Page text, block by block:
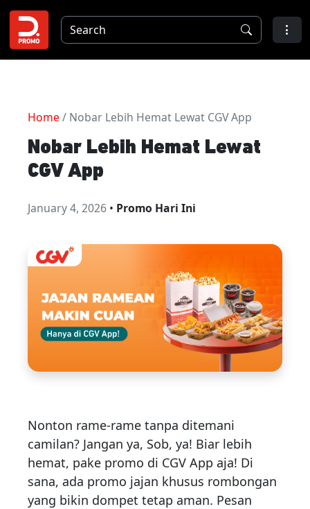
Home / Nobar Lebih Hemat Lewat CGV App
Nobar Lebih Hemat Lewat
CGV App
January 4, 2026 • Promo Hari Ini
Nonton rame-rame tanpa ditemani
camilan? Jangan ya, Sob, ya! Biar lebih
hemat, pake promo di CGV App aja! Di
sana, ada promo jajan khusus rombongan
yang bikin dompet tetap aman. Pesan